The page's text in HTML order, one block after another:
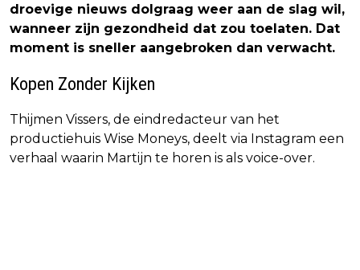
droevige nieuws dolgraag weer aan de slag wil,
wanneer zijn gezondheid dat zou toelaten. Dat
moment is sneller aangebroken dan verwacht.
Kopen Zonder Kijken
Thijmen Vissers, de eindredacteur van het
productiehuis Wise Moneys, deelt via Instagram een
verhaal waarin Martijn te horen is als voice-over.